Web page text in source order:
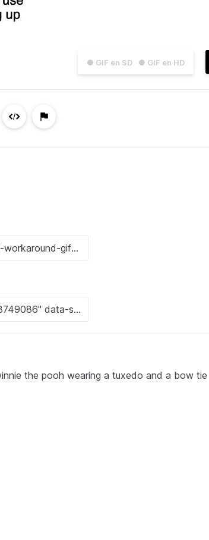
● GIF en SD ● GIF en HD
the pooh wearing a tuxedo and a bow tie